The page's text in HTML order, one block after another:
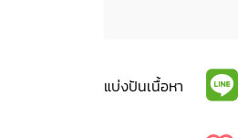
แบ่งปันเนื้อหา